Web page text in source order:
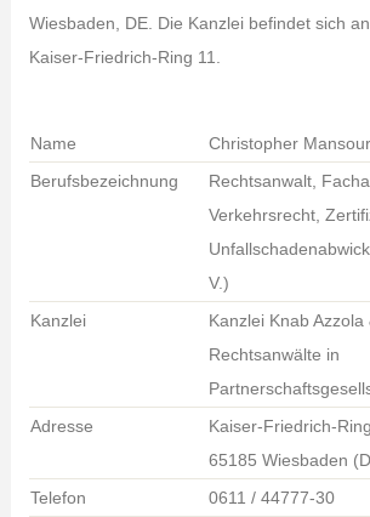
Wiesbaden, DE. Die Kanzlei befindet sich
Kaiser-Friedrich-Ring 11.
Name
Christopher Mansour
Berufsbezeichnung
Rechtsanwalt,
Verkehrsrecht,
V.)
Kanzlei
Kanzlei Knab Azzola
Rechtsanwälte in
Adresse
Kaiser-Friedrich-
65185 Wiesbaden
Telefon
0611 / 44777-30